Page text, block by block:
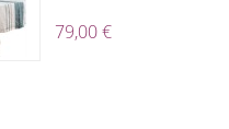
79,00 €